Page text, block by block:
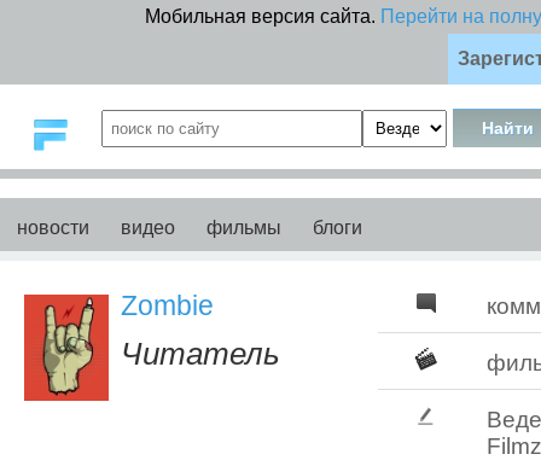
Мобильная версия сайта. Перейти на
новости видео фильмы блоги
Zombiе
Читатель